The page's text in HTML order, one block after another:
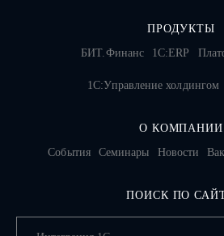
ПРОДУКТЫ
БИТ.Финанс
1С:ERP
1С:Управление холдингом
О КОМПАНИИ
События
Семинары Новости
ПОИСК ПО